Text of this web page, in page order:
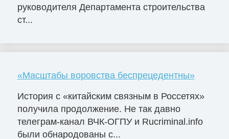
руководителя Департамента строительства
ст...
«Масштабы воровства беспрецедентны»
История с «китайским связным в Россетях»
получила продолжение. Не так давно
телеграм-канал ВЧК-ОГПУ и Rucriminal.info
были обнародованы с...